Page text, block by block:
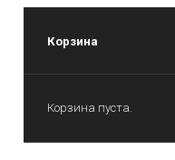
Корзина
Корзина пуста.